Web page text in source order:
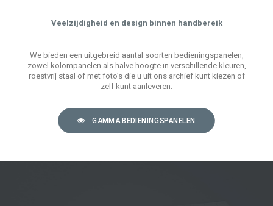
Veelzijdigheid en design binnen handbereik
We bieden een uitgebreid aantal soorten bedieningspanelen,
zowel kolompanelen als halve hoogte in verschillende kleuren,
roestvrij staal of met foto’s die u uit ons archief kunt kiezen of
zelf kunt aanleveren.
GAMMA BEDIENINGSPANELEN